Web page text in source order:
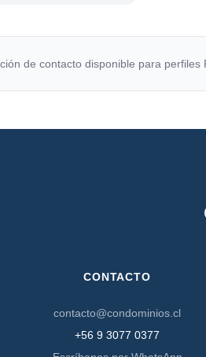
de contacto disponible para perfiles
CONTACTO
contacto@condominios.cl
+56 9 3077 0377